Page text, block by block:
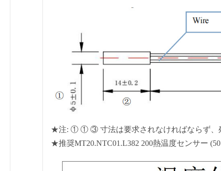
★注: ① ① ③ 寸法は要求されなければならず、
★推奨MT20.NTC01.L382 200熱温度センサー